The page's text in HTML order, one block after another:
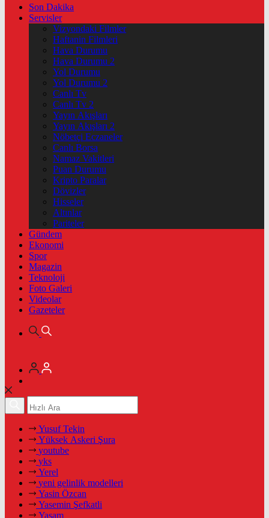
Son Dakika
Servisler
Vizyondaki Filmler
Haftanin Filmleri
Hava Durumu
Hava Durumu 2
Yol Durumu
Yol Durumu 2
Canlı Tv
Canlı Tv 2
Yayın Akışları
Yayın Akışları 2
Nöbetçi Eczaneler
Canlı Borsa
Namaz Vakitleri
Puan Durumu
Kripto Paralar
Dövizler
Hisseler
Altınlar
Pariteler
Gündem
Ekonomi
Spor
Magazin
Teknoloji
Foto Galeri
Videolar
Gazeteler
Yusuf Tekin
Yüksek Askeri Şura
youtube
yks
Yerel
yeni gelinlik modelleri
Yasin Özcan
Yasemin Şefkatli
Yaşam